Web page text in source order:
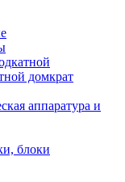
домкрат
аппаратура и
блоки